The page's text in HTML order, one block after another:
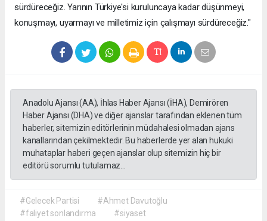
sürdüreceğiz. Yarının Türkiye'si kuruluncaya kadar düşünmeyi,
konuşmayı, uyarmayı ve milletimiz için çalışmayı sürdüreceğiz."
Anadolu Ajansı (AA), İhlas Haber Ajansı (İHA), Demirören
Haber Ajansı (DHA) ve diğer ajanslar tarafından eklenen tüm
haberler, sitemizin editörlerinin müdahalesi olmadan ajans
kanallarından çekilmektedir. Bu haberlerde yer alan hukuki
muhataplar haberi geçen ajanslar olup sitemizin hiç bir
editörü sorumlu tutulamaz...
#Gelecek Partisi
#Ahmet Davutoğlu
#faliyet sonlandırma
#siyaset